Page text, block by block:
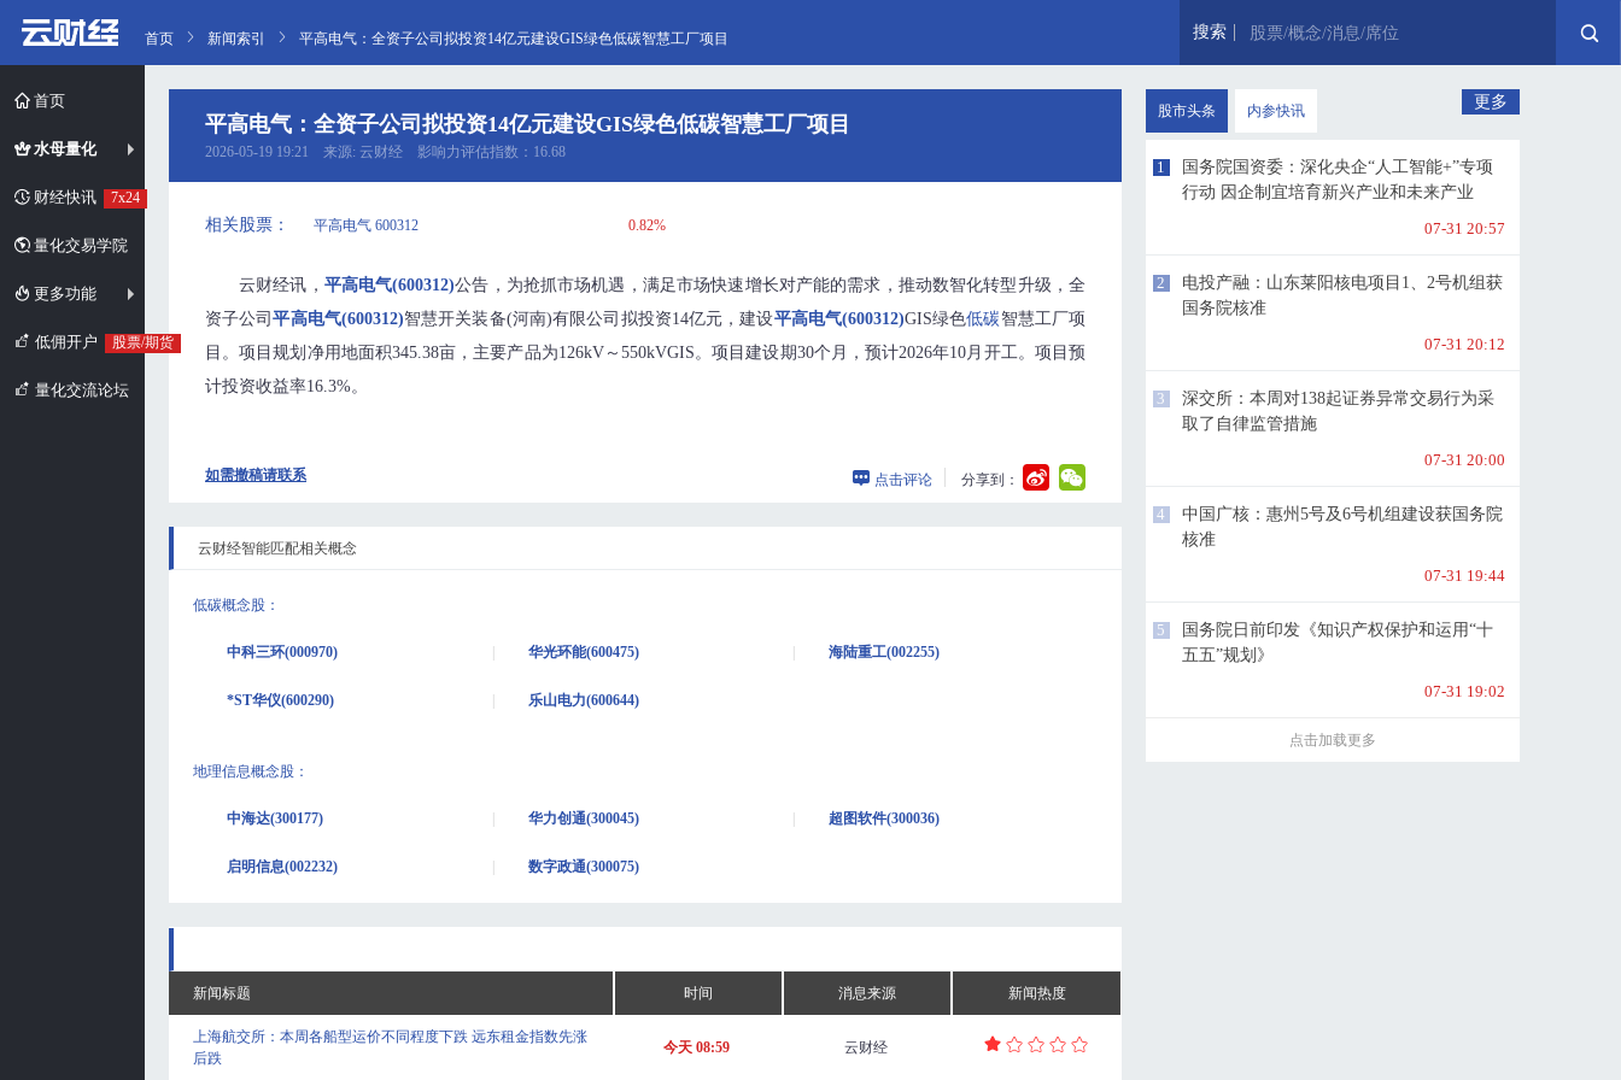
首页
水母量化
财经快讯 7x24
量化交易学院
更多功能
低佣开户 股票/期货
量化交流论坛
首页 新闻索引 平高电气：全资子公司拟投资14亿元建设GIS绿色低碳智慧工厂项目 搜索 股票/概念/消息/席位
平高电气：全资子公司拟投资14亿元建设GIS绿色低碳智慧工厂项目
2026-05-19 19:21 来源: 云财经 影响力评估指数：16.68
相关股票： 平高电气 600312 0.82%
云财经讯， 平高电气(600312)公告，为抢抓市场机遇，满足市场快速增长对产能的需求，推动数智化转型升级，全
资子公司平高电气(600312)智慧开关装备(河南)有限公司拟投资14亿元，建设平高电气(600312)GIS绿色低碳 智慧工厂项
目。项目规划净用地面积345.38亩，主要产品为126kV～550kVGIS。项目建设期30个月，预计2026年10月开工。项目预
计投资收益率16.3%。
如需撤稿请联系 点击评论 分享到：
云财经智能匹配相关概念
低碳概念股 ：
中科三环(000970) 华光环能(600475) 海陆重工(002255)
*ST华仪(600290) 乐山电力(600644)
地理信息概念股 ：
中海达(300177) 华力创通(300045) 超图软件(300036)
启明信息(002232) 数字政通(300075)
新闻标题 时间 消息来源 新闻热度
上海航交所：本周各船型运价不同程度下跌 远东租金指数先涨
后跌
今天 08:59 云财经
股市头条 内参快讯 更多
1
国务院国资委：深化央企“人工智能+”专项
行动 因企制宜培育新兴产业和未来产业
07-31 20:57
2
电投产融：山东莱阳核电项目1、2号机组获
国务院核准
07-31 20:12
3
深交所：本周对138起证券异常交易行为采
取了自律监管措施
07-31 20:00
4
中国广核：惠州5号及6号机组建设获国务院
核准
07-31 19:44
5
国务院日前印发《知识产权保护和运用“十
五五”规划》
07-31 19:02
点击加载更多